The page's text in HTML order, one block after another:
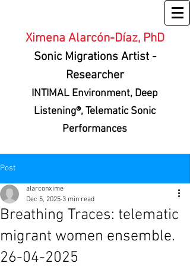
Ximena Alarcón-Díaz, PhD
Sonic Migrations Artist -
Researcher
INTIMAL Environment, Deep
Listening®, Telematic Sonic
Performances
Post
Breathing Traces: telematic
migrant women ensemble.
26-04-2025
alarconxime
Dec 5, 2025 3 min read